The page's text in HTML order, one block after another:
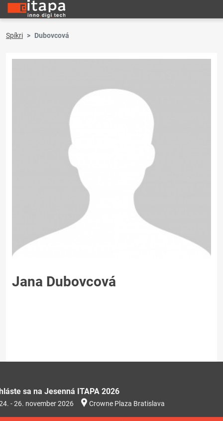
Spíkri Dubovcová
Jana Dubovcová
sa na Jesenná ITAPA 2026
- 26. november 2026 Crowne Plaza Bratislava